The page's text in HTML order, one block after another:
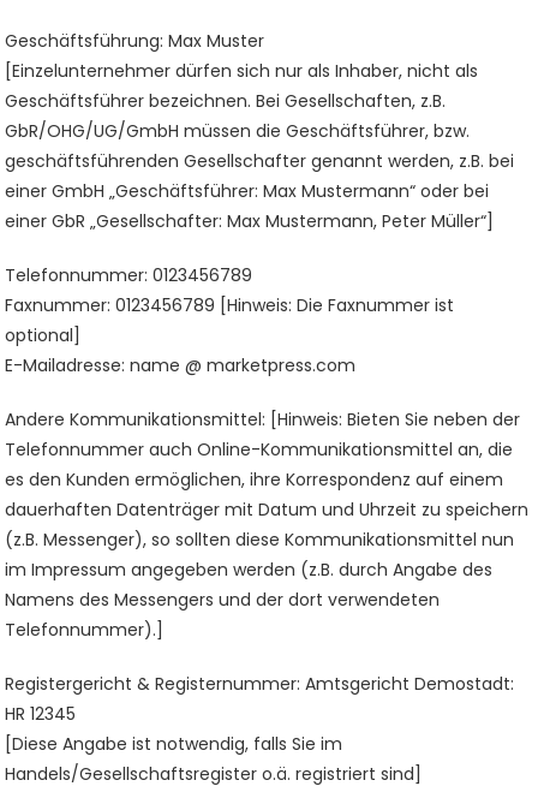
Geschäftsführung: Max Muster
[Einzelunternehmer dürfen sich nur als Inhaber, nicht als
Geschäftsführer bezeichnen. Bei Gesellschaften, z.B.
GbR/OHG/UG/GmbH müssen die Geschäftsführer, bzw.
geschäftsführenden Gesellschafter genannt werden, z.B. bei
einer GmbH „Geschäftsführer: Max Mustermann“ oder bei
einer GbR „Gesellschafter: Max Mustermann, Peter Müller“]
Telefonnummer: 0123456789
Faxnummer: 0123456789 [Hinweis: Die Faxnummer ist
optional]
E-Mailadresse: name @ marketpress.com
Andere Kommunikationsmittel: [Hinweis: Bieten Sie neben der
Telefonnummer auch Online-Kommunikationsmittel an, die
es den Kunden ermöglichen, ihre Korrespondenz auf einem
dauerhaften Datenträger mit Datum und Uhrzeit zu speichern
(z.B. Messenger), so sollten diese Kommunikationsmittel nun
im Impressum angegeben werden (z.B. durch Angabe des
Namens des Messengers und der dort verwendeten
Telefonnummer).]
Registergericht & Registernummer: Amtsgericht Demostadt:
HR 12345
[Diese Angabe ist notwendig, falls Sie im
Handels/Gesellschaftsregister o.ä. registriert sind]